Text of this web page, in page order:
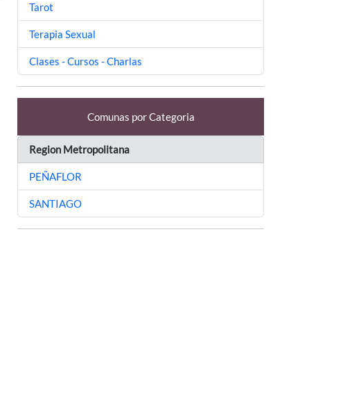
Tarot
Terapia Sexual
Clases - Cursos - Charlas
Comunas por Categoria
Region Metropolitana
PEÑAFLOR
SANTIAGO